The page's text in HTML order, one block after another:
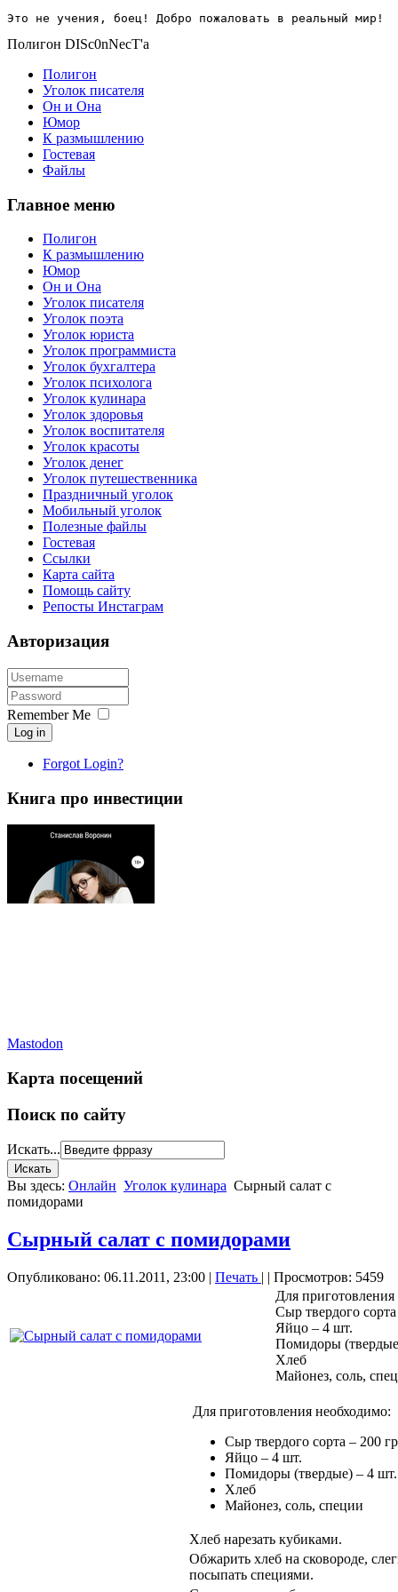
Это не учения, боец! Добро пожаловать в реальный мир!
Полигон DISc0nNecT'a
Полигон
Уголок писателя
Он и Она
Юмор
К размышлению
Гостевая
Файлы
Главное меню
Полигон
К размышлению
Юмор
Он и Она
Уголок писателя
Уголок поэта
Уголок юриста
Уголок программиста
Уголок бухгалтера
Уголок психолога
Уголок кулинара
Уголок здоровья
Уголок воспитателя
Уголок красоты
Уголок денег
Уголок путешественника
Праздничный уголок
Мобильный уголок
Полезные файлы
Гостевая
Ссылки
Карта сайта
Помощь сайту
Репосты Инстаграм
Авторизация
Remember Me
Log in
Forgot Login?
Книга про инвестиции
Mastodon
Карта посещений
Поиск по сайту
Искать...
Вы здесь: Онлайн Уголок кулинара Сырный салат с
помидорами
Сырный салат с помидорами
Опубликовано: 06.11.2011, 23:00 | Печать | | Просмотров: 5459
Для
Сыр твердого
Яйцо – 4 шт.
Помидоры
Хлеб
Майонез, соль,
Для приготовления необходимо:
Сыр твердого сорта – 200
Яйцо – 4 шт.
Помидоры (твердые) – 4 шт.
Хлеб
Майонез, соль, специи
Хлеб нарезать кубиками.
Обжарить хлеб на сковороде,
посыпать специями.